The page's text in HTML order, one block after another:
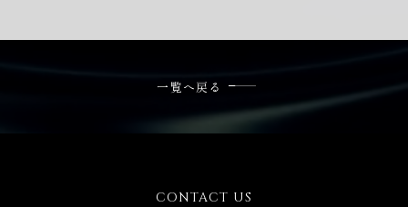
一覧へ戻る
CONTACT US